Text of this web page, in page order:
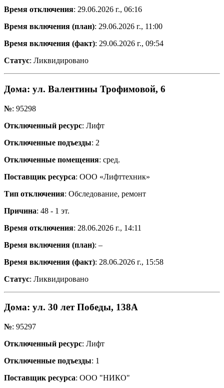
Время отключения: 29.06.2026 г., 06:16
Время включения (план): 29.06.2026 г., 11:00
Время включения (факт): 29.06.2026 г., 09:54
Статус: Ликвидировано
Дома: ул. Валентины Трофимовой, 6
№: 95298
Отключенный ресурс: Лифт
Отключенные подъезды: 2
Отключенные помещения: сред.
Поставщик ресурса: ООО «Лифттехник»
Тип отключения: Обследование, ремонт
Причина: 48 - 1 эт.
Время отключения: 28.06.2026 г., 14:11
Время включения (план): –
Время включения (факт): 28.06.2026 г., 15:58
Статус: Ликвидировано
Дома: ул. 30 лет Победы, 138А
№: 95297
Отключенный ресурс: Лифт
Отключенные подъезды: 1
Поставщик ресурса: ООО "НИКО"